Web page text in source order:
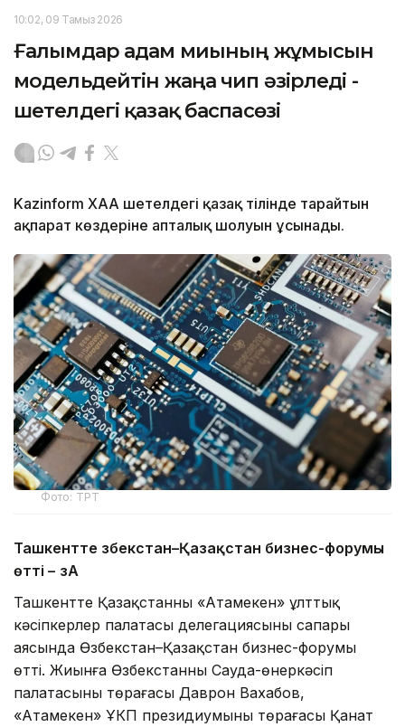
10:02, 09 Тамыз 2026
Ғалымдар адам миының жұмысын
модельдейтін жаңа чип әзірледі -
шетелдегі қазақ баспасөзі
Kazinform ХАА шетелдегі қазақ тілінде тарайтын
ақпарат көздеріне апталық шолуын ұсынады.
Фото: ТРТ
Ташкентте Өзбекстан–Қазақстан бизнес-форумы
өтті – ӨзА
Ташкентте Қазақстанның «Атамекен» ұлттық
кәсіпкерлер палатасы делегациясының сапары
аясында Өзбекстан–Қазақстан бизнес-форумы
өтті. Жиынға Өзбекстанның Сауда-өнеркәсіп
палатасының төрағасы Даврон Вахабов,
«Атамекен» ҰКП президиумының төрағасы Қанат